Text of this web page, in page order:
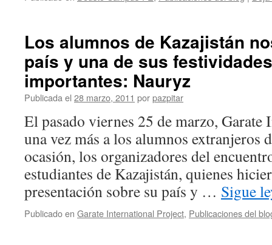
Los alumnos de Kazajistán
país y una de sus
importantes: Nauryz
Publicada el 28 marzo, 2011 porpazpitar
El pasado viernes 25 de marzo,
una vez más a los alumnos extranjeros
ocasión, los organizadores del
estudiantes de Kazajistán, quienes
presentación sobre su país y … Sigue
Publicado en Garate International Project, Publicaciones del